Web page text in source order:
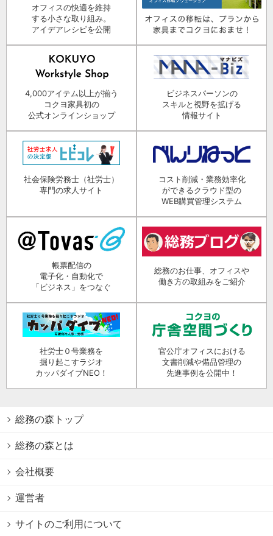
オフィスの快適を維持
する小さな取り組み。
アイデアレシピを公開
4,000アイテム以上が揃う
コクヨ家具初の
公式オンラインショップ
ビジネスパーソンの
スキルと視野を拡げる
情報サイト
社会保険労務士（社労士）
専門の求人サイト
コスト削減・業務効率化
ができるクラウド型の
WEB購買管理システム
帳票配信の
電子化・自動化で
「ビジネス」をつなぐ
総務のお仕事、オフィスや
働き方の取組みをご紹介
社労士０号業務を
掘り起こすラジオ
カッパダイブNEO！
官公庁オフィスにおける
文書削減や備品管理の
先進事例を公開中！
総務の森トップ
総務の森とは
会社概要
運営者
サイトのご利用について